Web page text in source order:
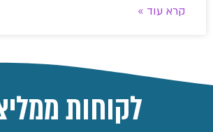
קרא עוד »
לקוחות